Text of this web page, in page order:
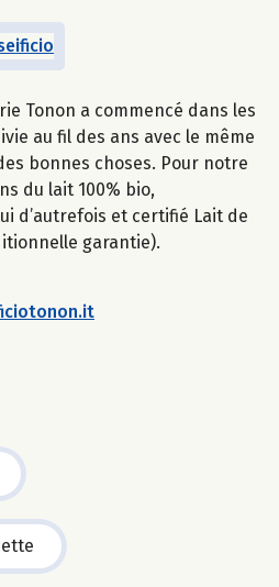
Tonon a commencé dans les
au fil des ans avec le même
bonnes choses. Pour notre
du lait 100% bio,
d’autrefois et certifié Lait de
garantie).